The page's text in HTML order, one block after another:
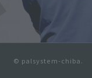
© palsystem-chiba.